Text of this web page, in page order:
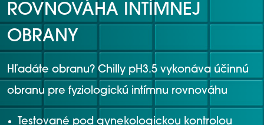
ROVNOVÁHA INTÍMNEJ
OBRANY
Hľadáte obranu? Chilly pH3.5 vykonáva účinnú
obranu pre fyziologickú intímnu rovnováhu
Testované pod gynekologickou kontrolou